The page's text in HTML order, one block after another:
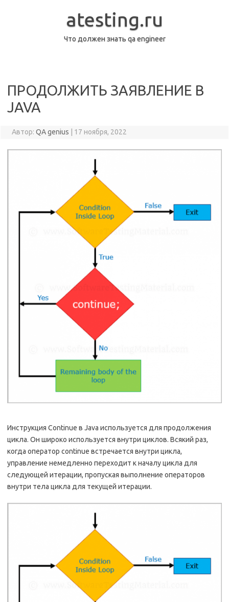
atesting.ru
Что должен знать qa engineer
ПРОДОЛЖИТЬ ЗАЯВЛЕНИЕ В
JAVA
Автор: QA genius 17 ноября, 2022
Инструкция Continue в Java используется для продолжения
цикла. Он широко используется внутри циклов. Всякий раз,
когда оператор continue встречается внутри цикла,
управление немедленно переходит к началу цикла для
следующей итерации, пропуская выполнение операторов
внутри тела цикла для текущей итерации.